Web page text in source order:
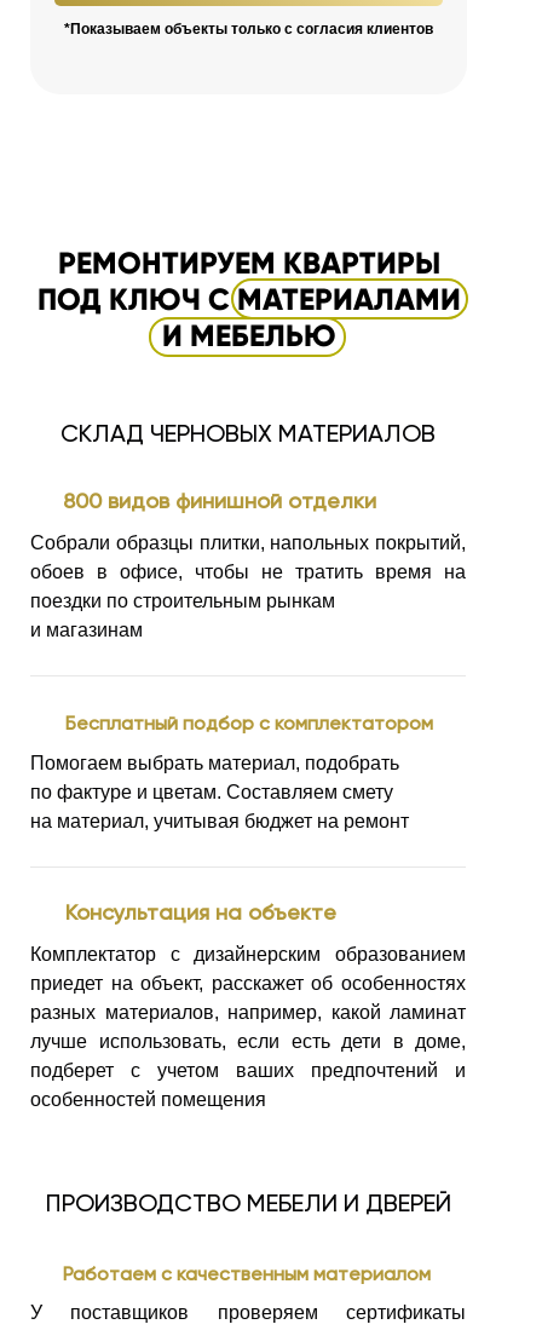
*Показываем объекты только с согласия клиентов
РЕМОНТИРУЕМ КВАРТИРЫ
ПОД КЛЮЧ С МАТЕРИАЛАМИ
И МЕБЕЛЬЮ
Комплектатор с дизайнерским образованием
приедет на объект, расскажетоб особенностях
разных материалов, например, какой ламинат
лучше использовать, если есть дети в доме,
подберет с учетом ваших предпочтений и
особенностей помещения
Помогаем выбрать материал, подобрать
по фактуре и цветам. Составляем смету
на материал, учитывая бюджет на ремонт
Собрали образцы плитки, напольных покрытий,
обоев в офисе, чтобы не тратить время на
поездки по строительным рынкам
и магазинам
ПРОИЗВОДСТВО МЕБЕЛИ И ДВЕРЕЙ
СКЛАД ЧЕРНОВЫХ МАТЕРИАЛОВ
Работаем с качественным материалом
У поставщиков проверяем сертификаты
Консультация на объекте
Бесплатный подбор с комплектатором
800 видов финишной отделки